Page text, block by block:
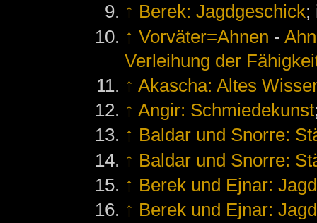
↑ Berek: Jagdgeschick;
↑ Vorväter=Ahnen -
Verleihung der
↑ Akascha: Altes
↑ Angir: Schmiedekunst
↑ Baldar und Snorre:
↑ Baldar und Snorre:
↑ Berek und Ejnar:
↑ Berek und Ejnar: